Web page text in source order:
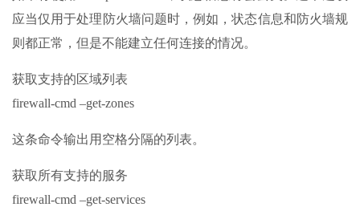
应当仅用于处理防火墙问题时，例如，状态信息和防火墙规
则都正常，但是不能建立任何连接的情况。
获取支持的区域列表
firewall-cmd –get-zones
这条命令输出用空格分隔的列表。
获取所有支持的服务
firewall-cmd –get-services